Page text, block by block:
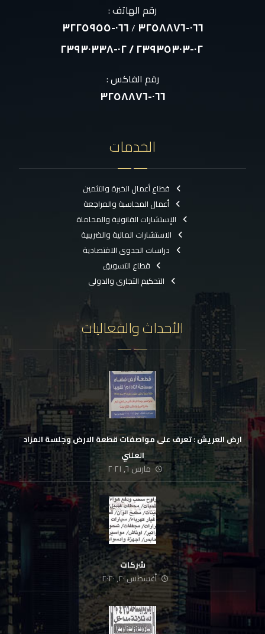
رقم الهاتف :
٠٦٦-٣٢٥٨٨٧٦ /٠٦٦-٣٢٢٥٩٥٥
٠٢-٢٣٩٣٥٣٠٣ / ٠٢-٢٣٩٣٠٣٣٨
رقم الفاكس :
٠٦٦-٣٢٥٨٨٧٦
الخدمات
قطاع أعمال الخبرة والتثمين
أعمال المحاسبة والمراجعة
الإستشارات القانونية والمحاماة
الاستشارات المالية والضريبية
دراسات الجدوى الاقتصادية
قطاع التسويق
التحكيم التجارى والدولى
الأحداث والفعاليات
ارض العريش : تعرف على مواصفات قطعة الارض وجلسة المزاد
العلني
مارس ٦, ٢٠٢١
شركات
أغسطس ٢٠, ٢٠٢٠